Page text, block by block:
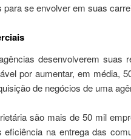
se envolver em suas
desenvolverem suas
por aumentar, em média,
de negócios de uma
são mais de 50 mil
na entrega das